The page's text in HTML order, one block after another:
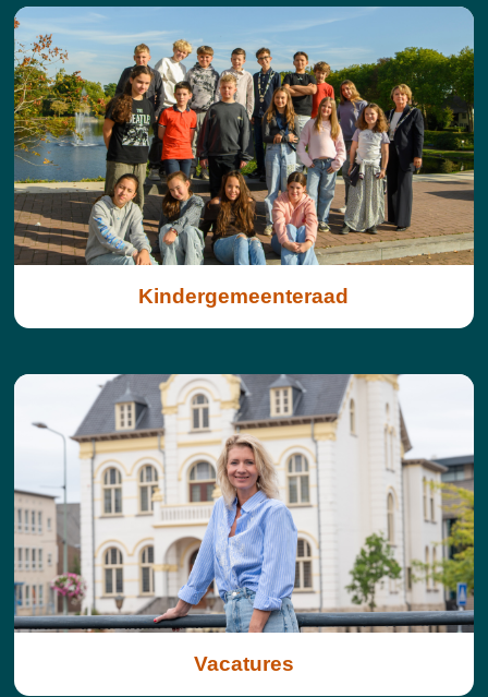
Kindergemeenteraad
Vacatures